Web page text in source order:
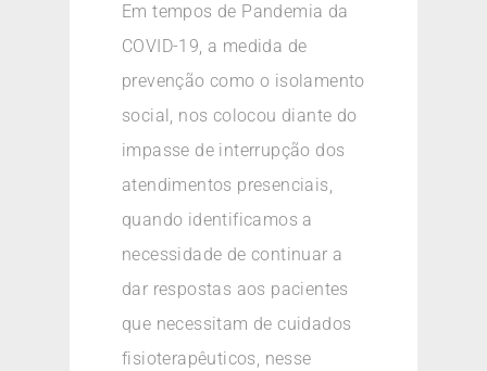
Em tempos de Pandemia da
COVID-19, a medida de
prevenção como o isolamento
social, nos colocou diante do
impasse de interrupção dos
atendimentos presenciais,
quando identificamos a
necessidade de continuar a
dar respostas aos pacientes
que necessitam de cuidados
fisioterapêuticos, nesse